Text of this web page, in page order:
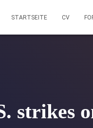
STARTSEITE CV
strikes